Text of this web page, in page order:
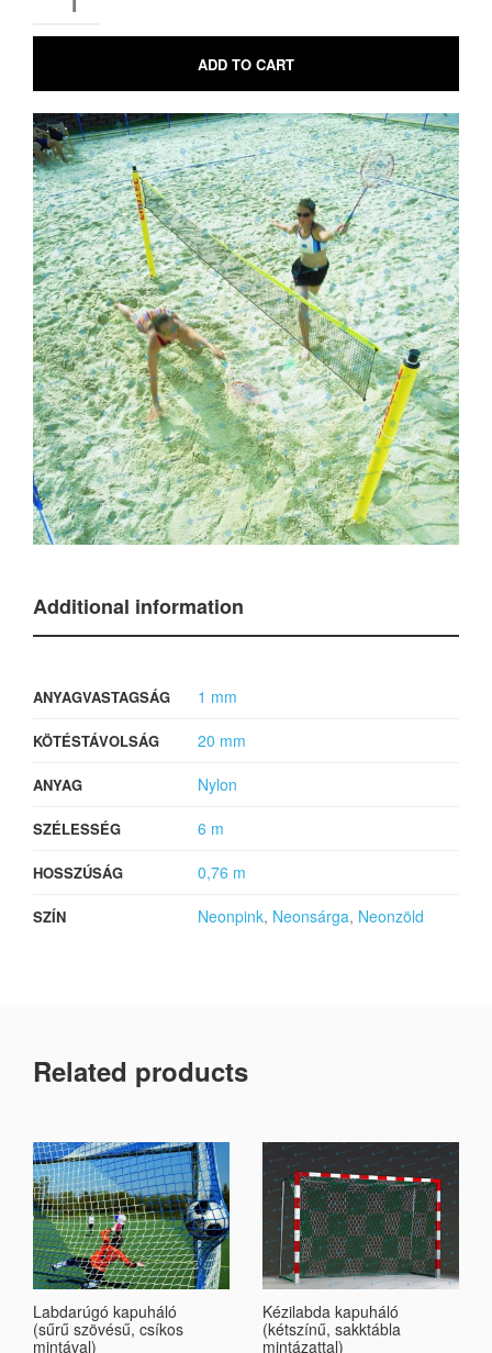
ADD TO CART
Additional information
ANYAGVASTAGSÁG 1 mm
KÖTÉSTÁVOLSÁG 20 mm
ANYAG Nylon
SZÉLESSÉG 6 m
HOSSZÚSÁG 0,76 m
SZÍN Neonpink, Neonsárga, Neonzöld
Related products
Labdarúgó kapuháló
(sűrű szövésű, csíkos
mintával)
Kézilabda kapuháló
(kétszínű, sakktábla
mintázattal)